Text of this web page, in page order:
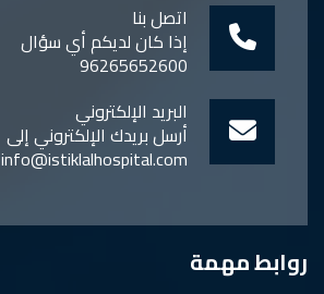
اتصل بنا
إذا كان لديكم أي سؤال
96265652600
البريد الإلكتروني
أرسل بريدك الإلكتروني إلى
info@istiklalhospital.com
روابط مهمة